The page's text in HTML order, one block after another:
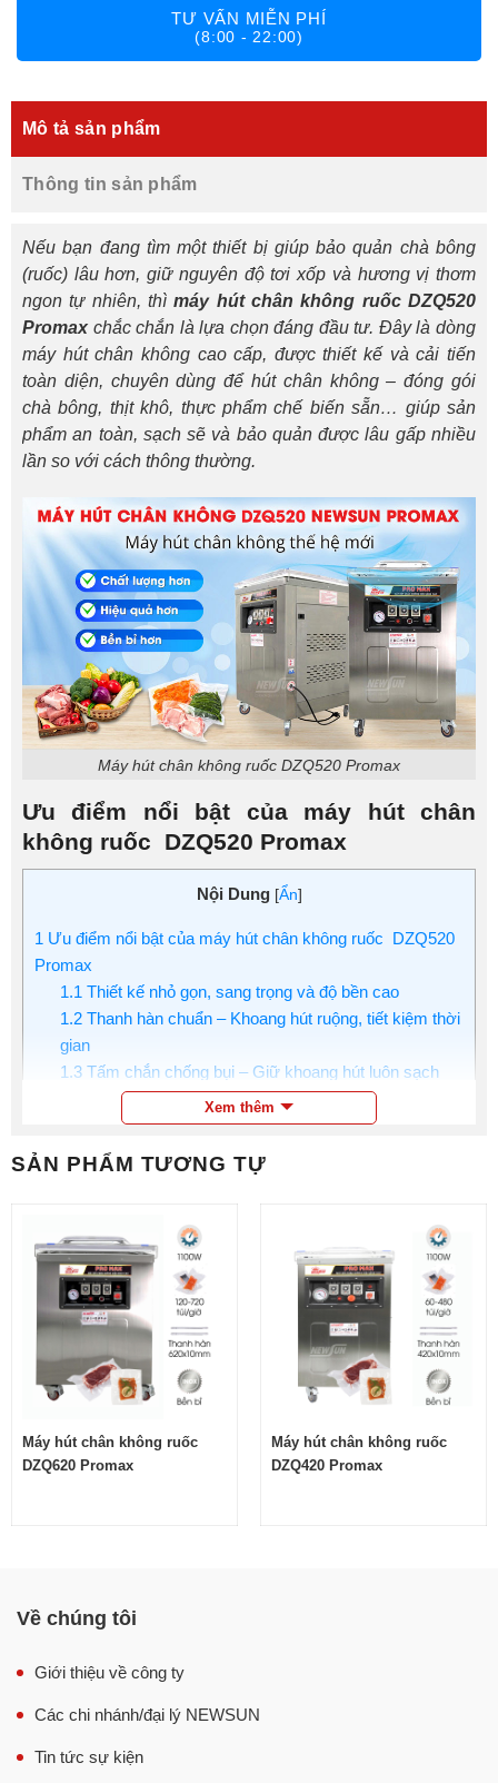
TƯ VẤN MIỄN PHÍ
(8:00 - 22:00)
Mô tả sản phẩm
Thông tin sản phẩm
Nếu bạn đang tìm một thiết bị giúp bảo quản chà bông
(ruốc) lâu hơn, giữ nguyên độ tơi xốp và hương vị thơm
ngon tự nhiên, thìmáy hút chân không ruốc DZQ520
Promax chắc chắn là lựa chọn đáng đầu tư. Đây là dòng
máy hút chân không cao cấp, được thiết kế và cải tiến
toàn diện, chuyên dùng để hút chân không – đóng gói
chà bông, thịt khô, thực phẩm chế biến sẵn… giúp sản
phẩm an toàn, sạch sẽ và bảo quản được lâu gấp nhiều
lần so với cách thông thường.
Máy hút chân không ruốc DZQ520 Promax
Ưu điểm nổi bật của máy hút chân
không ruốc DZQ520 Promax
Nội Dung [Ẩn]
1 Ưu điểm nổi bật của máy hút chân không ruốc DZQ520
Promax
1.1 Thiết kế nhỏ gọn, sang trọng và độ bền cao
1.2Thanh hàn chuẩn – Khoang hút ruộng, tiết kiệm thời
gian
1.3Tấm chắn chống bụi – Giữ khoang hút luôn sạch
Nắp mica cao cấp – Dễ quan sát, thao tác thuận
Động cơ mạnh mẽ – Cho hiệu suất vượt trội
Bảng điều khiển cơ – Dễ thao tác ai cũng dùng
Hướng dẫn và lưu ý khi sử dụng máy hút chân không
ruốc DZQ520 Promax
Dienmaythucpham.com – Địa chỉ mua máy hút chân
không chà bông ruốc DZQ520 Promax chính hãng
Xem thêm
SẢN PHẨM TƯƠNG TỰ
Máy hút chân không ruốc
DZQ620 Promax
Máy hút chân không ruốc
DZQ420 Promax
Về chúng tôi
Giới thiệu về công ty
Các chi nhánh/đại lý NEWSUN
Tin tức sự kiện